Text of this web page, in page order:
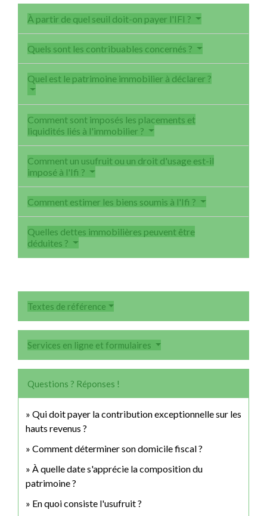
À partir de quel seuil doit-on payer l'IFI ?
Quels sont les contribuables concernés ?
Quel est le patrimoine immobilier à déclarer ?
Comment sont imposés les placements et
liquidités liés à l'immobilier ?
Comment un usufruit ou un droit d'usage est-il
imposé à l'Ifi ?
Comment estimer les biens soumis à l'Ifi ?
Quelles dettes immobilières peuvent être
déduites ?
Textes de référence
Services en ligne et formulaires
Questions ? Réponses !
Qui doit payer la contribution exceptionnelle sur les
hauts revenus ?
Comment déterminer son domicile fiscal ?
À quelle date s'apprécie la composition du
patrimoine ?
En quoi consiste l'usufruit ?